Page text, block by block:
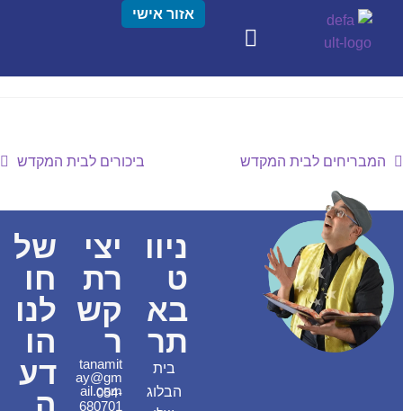
אזור אישי
המבריחים לבית המקדש ביכורים לבית המקדש
ניוו
ט
בא
תר
בית
הבלוג
יצי
רת
קש
ר
tanamit
ay@gm
ail.com
054-
680701
של
חו
לנו
הו
דע